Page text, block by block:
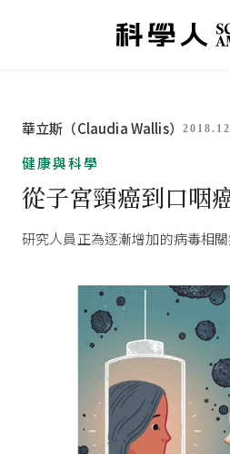
華立斯（Claudia Wallis）
健康與科學
從子宮頸癌到口咽
研究人員正為逐漸增加的病毒相